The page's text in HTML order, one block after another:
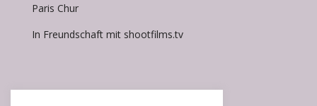
Paris Chur
In Freundschaft mit shootfilms.tv